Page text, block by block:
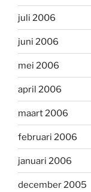
juli 2006
juni 2006
mei 2006
april 2006
maart 2006
februari 2006
januari 2006
december 2005